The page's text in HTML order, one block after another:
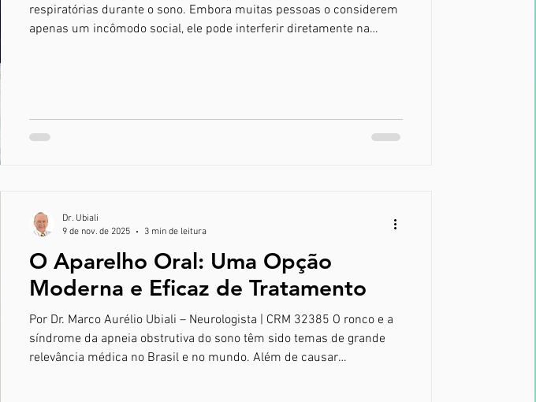
respiratórias durante o sono. Embora muitas pessoas o considerem
apenas um incômodo social, ele pode interferir diretamente na
superiores, fazendo com que o ar encont
O Aparelho Oral: Uma Opção
Moderna e Eficaz de Tratamento
Por Dr. Marco Aurélio Ubiali – Neurologista | CRM 32385 O ronco e a
síndrome da apneia obstrutiva do sono têm sido temas de grande
relevância médica no Brasil e no mundo. Além de causar
Dr. Ubiali
9 de nov. de 2025
3 min de leitura